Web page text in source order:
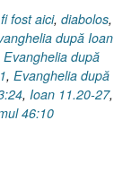
fost aici, diabolos,
după Ioan
Evanghelia după
, Evanghelia după
, Ioan 11.20-27,
46:10